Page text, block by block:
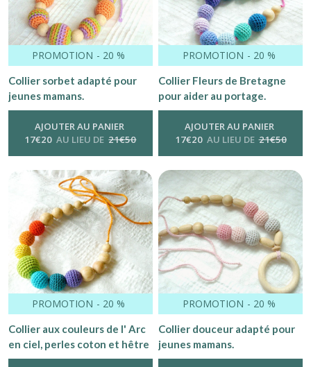
PROMOTION - 20 %
Collier sorbet adapté pour
jeunes mamans.
AJOUTER AU PANIER
17€20 AU LIEU DE 21€50
PROMOTION - 20 %
Collier Fleurs de Bretagne
pour aider au portage.
AJOUTER AU PANIER
17€20 AU LIEU DE 21€50
PROMOTION - 20 %
Collier aux couleurs de l' Arc
en ciel, perles coton et hêtre
naturel
PROMOTION - 20 %
Collier douceur adapté pour
jeunes mamans.